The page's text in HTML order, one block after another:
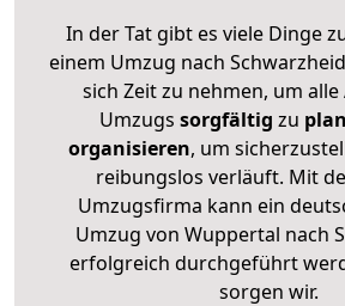
In der Tat gibt es viele Dinge
einem Umzug nach
sich Zeit zu nehmen, um alle
Umzugs sorgfältig zu
organisieren, um
reibungslos verläuft. Mit
Umzugsfirma kann ein
Umzug von Wuppertal nach
erfolgreich durchgeführt
sorgen wir.